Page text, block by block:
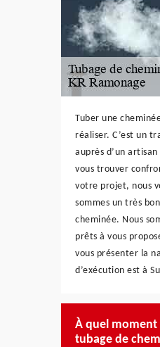
Tuber une
réaliser. C’est un
auprès d’un
vous trouver
votre projet, nous
sommes un très
cheminée. Nous
prêts à vous
vous présenter la
d’exécution est à
À quel moment
tubage de